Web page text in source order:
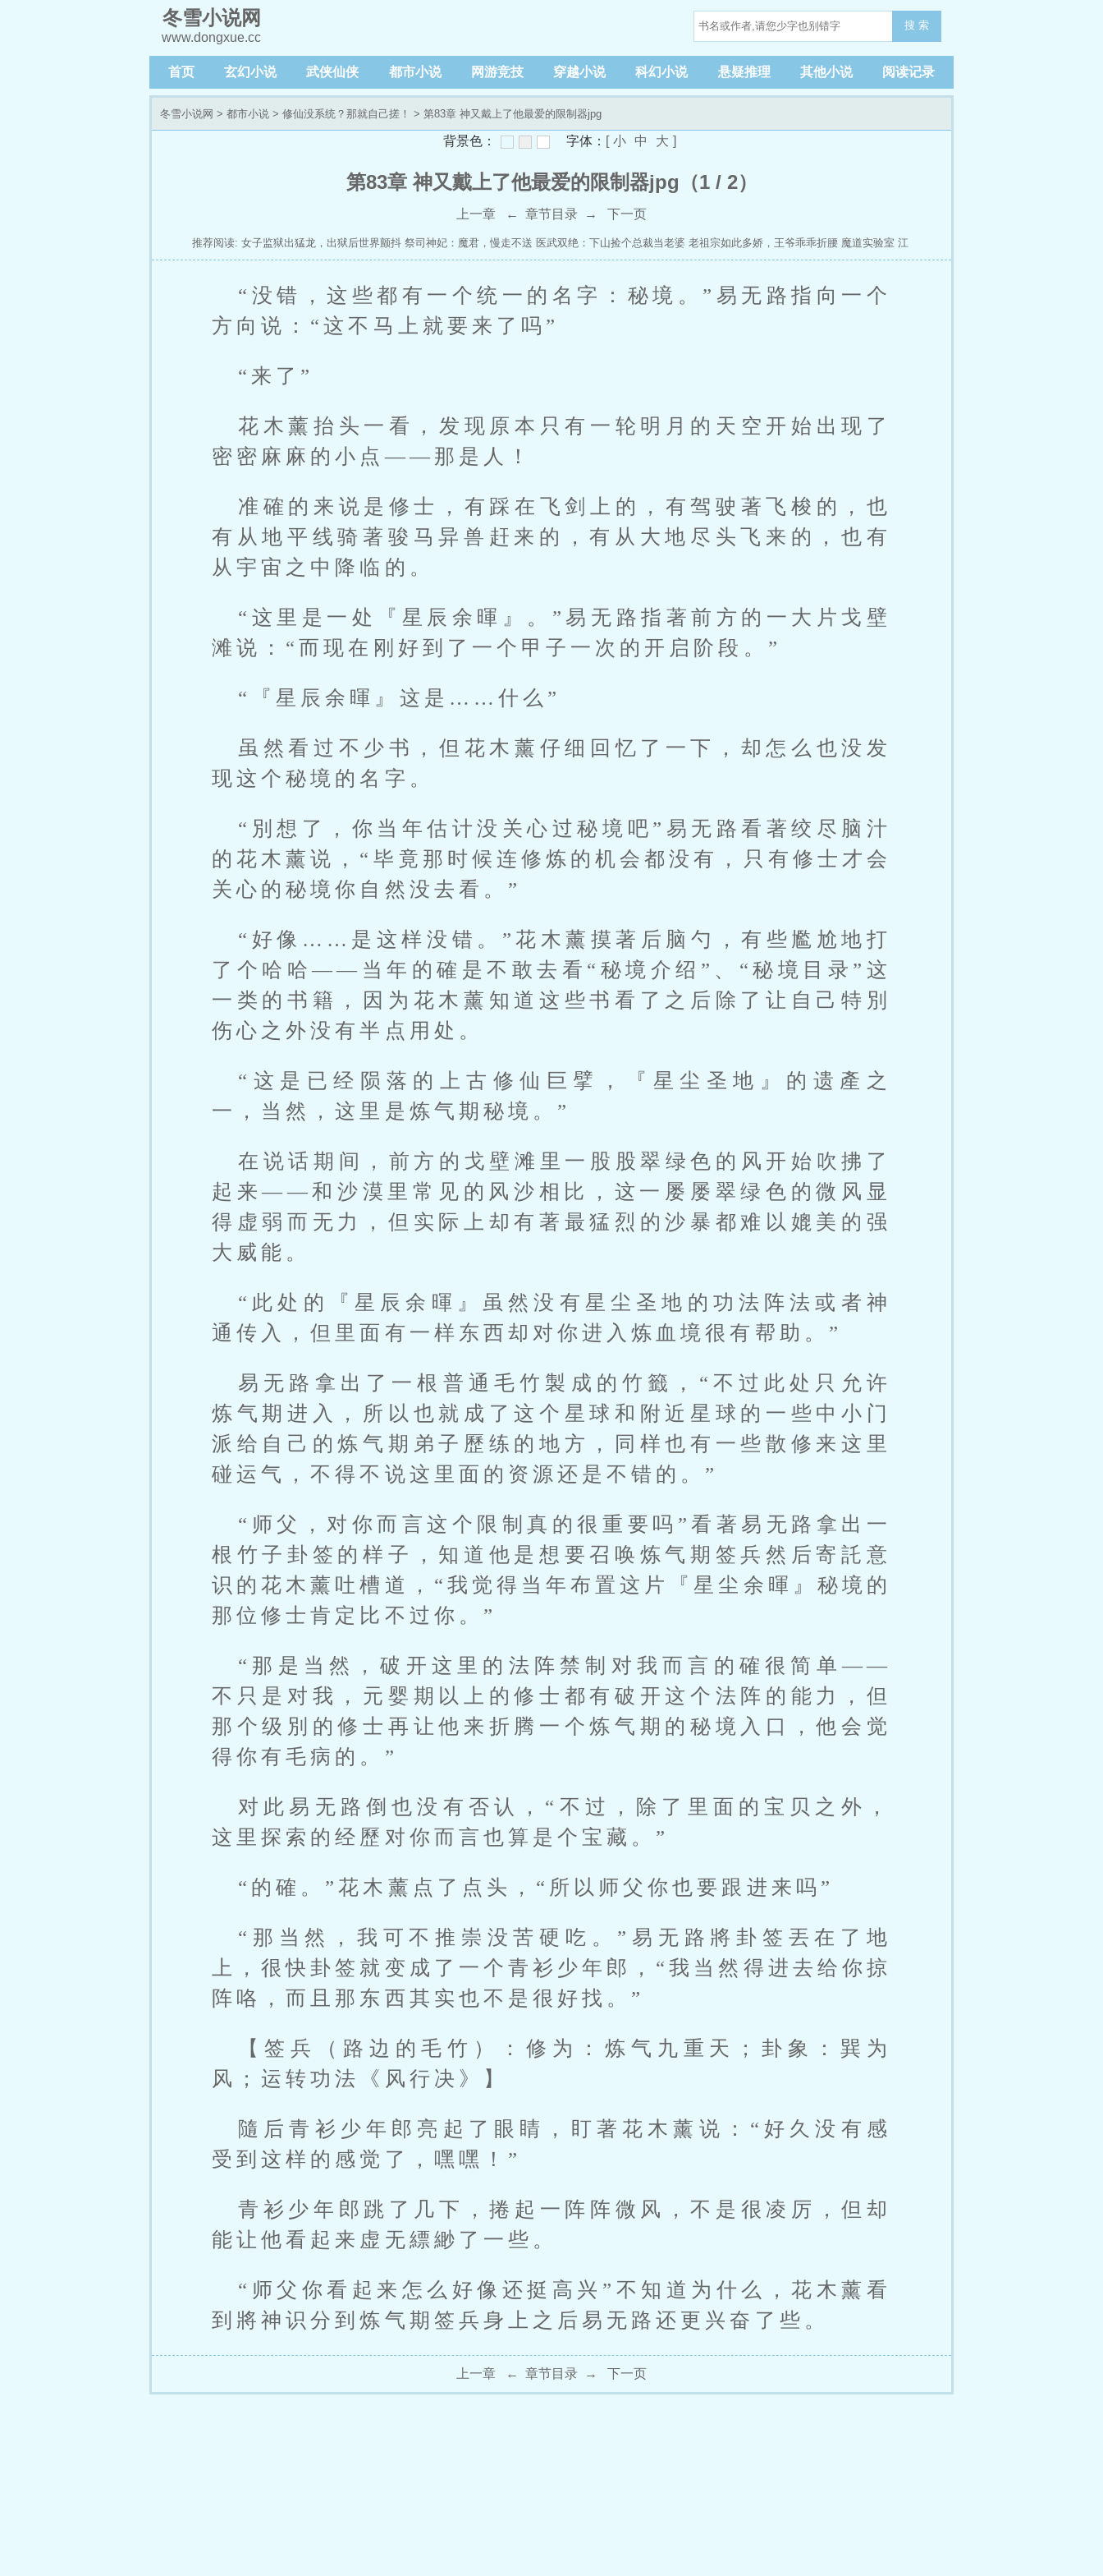
冬雪小说网
www.dongxue.cc
搜 索
首页 玄幻小说 武侠仙侠 都市小说 网游竞技 穿越小说 科幻小说 悬疑推理 其他小说 阅读记录
冬雪小说网 > 都市小说 > 修仙没系统？那就自己搓！ > 第83章 神又戴上了他最爱的限制器jpg
背景色： 字体： [ 小 中 大 ]
第83章 神又戴上了他最爱的限制器jpg（1 / 2）
上一章 ← 章节目录 → 下一页
推荐阅读: 女子监狱出猛龙，出狱后世界颤抖 祭司神妃：魔君，慢走不送 医武双绝：下山捡个总裁当老婆 老祖宗如此多娇，王爷乖乖折腰 魔道实验室 江
“没错，这些都有一个统一的名字：秘境。”易无路指向一个
方向说：“这不马上就要来了吗”
“来了”
花木薰抬头一看，发现原本只有一轮明月的天空开始出现了
密密麻麻的小点——那是人！
准確的来说是修士，有踩在飞剑上的，有驾驶著飞梭的，也
有从地平线骑著骏马异兽赶来的，有从大地尽头飞来的，也有
从宇宙之中降临的。
“这里是一处『星辰余暉』。”易无路指著前方的一大片戈壁
滩说：“而现在刚好到了一个甲子一次的开启阶段。”
“『星辰余暉』这是……什么”
虽然看过不少书，但花木薰仔细回忆了一下，却怎么也没发
现这个秘境的名字。
“別想了，你当年估计没关心过秘境吧”易无路看著绞尽脑汁
的花木薰说，“毕竟那时候连修炼的机会都没有，只有修士才会
关心的秘境你自然没去看。”
“好像……是这样没错。”花木薰摸著后脑勺，有些尷尬地打
了个哈哈——当年的確是不敢去看“秘境介绍”、“秘境目录”这
一类的书籍，因为花木薰知道这些书看了之后除了让自己特別
伤心之外没有半点用处。
“这是已经陨落的上古修仙巨擘，『星尘圣地』的遗產之
一，当然，这里是炼气期秘境。”
在说话期间，前方的戈壁滩里一股股翠绿色的风开始吹拂了
起来——和沙漠里常见的风沙相比，这一屡屡翠绿色的微风显
得虚弱而无力，但实际上却有著最猛烈的沙暴都难以媲美的强
大威能。
“此处的『星辰余暉』虽然没有星尘圣地的功法阵法或者神
通传入，但里面有一样东西却对你进入炼血境很有帮助。”
易无路拿出了一根普通毛竹製成的竹籤，“不过此处只允许
炼气期进入，所以也就成了这个星球和附近星球的一些中小门
派给自己的炼气期弟子歷练的地方，同样也有一些散修来这里
碰运气，不得不说这里面的资源还是不错的。”
“师父，对你而言这个限制真的很重要吗”看著易无路拿出一
根竹子卦签的样子，知道他是想要召唤炼气期签兵然后寄託意
识的花木薰吐槽道，“我觉得当年布置这片『星尘余暉』秘境的
那位修士肯定比不过你。”
“那是当然，破开这里的法阵禁制对我而言的確很简单——
不只是对我，元婴期以上的修士都有破开这个法阵的能力，但
那个级別的修士再让他来折腾一个炼气期的秘境入口，他会觉
得你有毛病的。”
对此易无路倒也没有否认，“不过，除了里面的宝贝之外，
这里探索的经歷对你而言也算是个宝藏。”
“的確。”花木薰点了点头，“所以师父你也要跟进来吗”
“那当然，我可不推崇没苦硬吃。”易无路將卦签丟在了地
上，很快卦签就变成了一个青衫少年郎，“我当然得进去给你掠
阵咯，而且那东西其实也不是很好找。”
【签兵（路边的毛竹）：修为：炼气九重天；卦象：巽为
风；运转功法《风行决》】
隨后青衫少年郎亮起了眼睛，盯著花木薰说：“好久没有感
受到这样的感觉了，嘿嘿！”
青衫少年郎跳了几下，捲起一阵阵微风，不是很凌厉，但却
能让他看起来虚无縹緲了一些。
“师父你看起来怎么好像还挺高兴”不知道为什么，花木薰看
到將神识分到炼气期签兵身上之后易无路还更兴奋了些。
上一章 ← 章节目录 → 下一页